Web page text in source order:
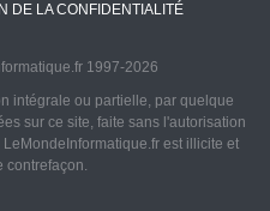
DE LA CONFIDENTIALITÉ
1997-2026
intégrale ou partielle, par quelque
sur ce site, faite sans l'autorisation
est illicite et
contrefaçon.